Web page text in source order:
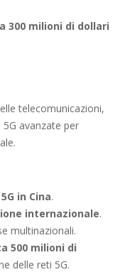
300 milioni di dollari
telecomunicazioni,
avanzate per
5G in Cina.
internazionale.
multinazionali.
500 milioni di
delle reti 5G.